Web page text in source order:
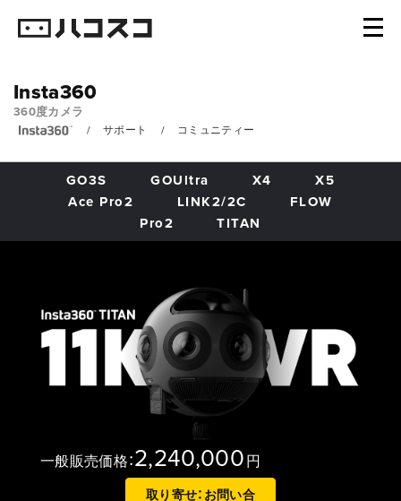
Insta360
360度カメラ
サポート コミュニティー
GO3S GOUltra X4
X5
Ace Pro2
LINK2/2C
FLOW
Pro2
TITAN
一般販売価格：2,240,000 円
取り寄せ：お問い合